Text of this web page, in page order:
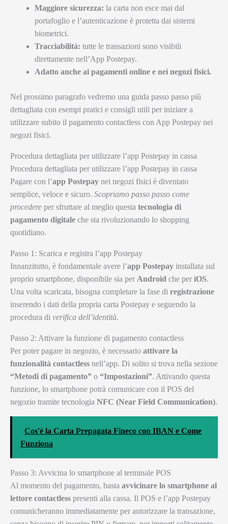
Maggiore sicurezza: la carta non esce mai dal
portafoglio e l’autenticazione è protetta dai sistemi
biometrici.
Tracciabilità: tutte le transazioni sono visibili
direttamente nell’App Postepay.
Adatto anche ai pagamenti online e nei negozi fisici.
Nel prossimo paragrafo vedremo una guida passo passo più
dettagliata con esempi pratici e consigli utili per iniziare a
utilizzare subito il pagamento contactless con App Postepay nei
negozi fisici.
Procedura dettagliata per utilizzare l’app Postepay in cassa
Procedura dettagliata per utilizzare l’app Postepay in cassa
Pagare con l’app Postepay nei negozi fisici è diventato
semplice, veloce e sicuro. Scopriamo passo passo come
procedere per sfruttare al meglio questa tecnologia di
pagamento digitale che sta rivoluzionando lo shopping
quotidiano.
Passo 1: Scarica e registra l’app Postepay
Innanzitutto, è fondamentale avere l’app Postepay installata sul
proprio smartphone, disponibile sia per Android che per iOS.
Una volta scaricata, bisogna completare la fase di registrazione
inserendo i dati della propria carta Postepay e seguendo la
procedura di verifica dell’identità.
Passo 2: Attivare la funzione di pagamento contactless
Per poter pagare in negozio, è necessario attivare la
funzionalità contactless nell’app. Di solito si trova nella sezione
“Metodi di pagamento” o “Impostazioni”. Attivando questa
funzione, lo smartphone potrà comunicare con il POS del
negozio tramite tecnologia NFC (Near Field Communication).
Cos'è la Carta Prepagata Fineco con IBAN e Come
Funziona
Passo 3: Avvicina lo smartphone al terminale POS
Al momento del pagamento, basta avvicinare lo smartphone al
lettore contactless presenti alla cassa. Il POS e l’app Postepay
comunicheranno immediatamente per autorizzare la transazione,